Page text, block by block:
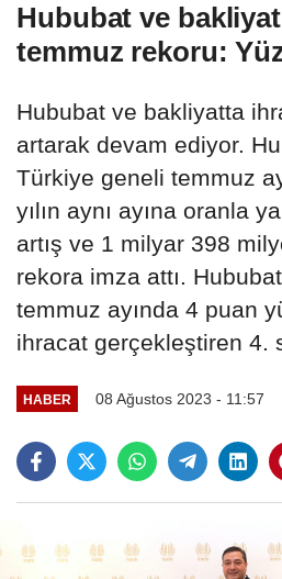
Hububat ve
temmuz rekoru:
Hububat ve bakliyatta
artarak devam ediyor.
Türkiye geneli temmuz
yılın aynı ayına oranla
artış ve 1 milyar 398
rekora imza attı.
temmuz ayında 4 puan
ihracat gerçekleştiren 4.
HABER 08 Ağustos 2023 - 11:57